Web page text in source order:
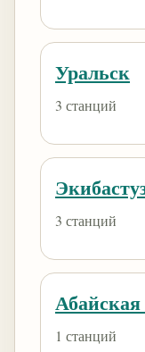
Уральск
3 станций
3 станций
Абайская
1 станций